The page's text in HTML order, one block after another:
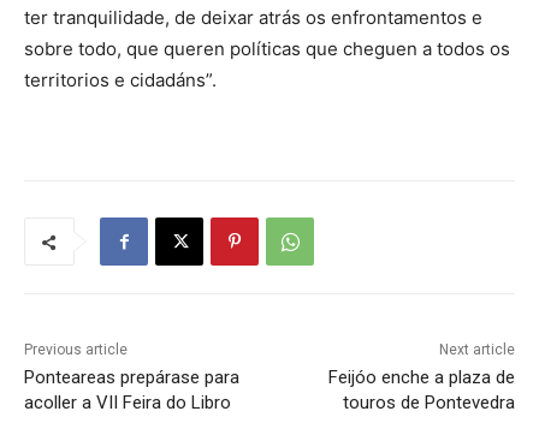
ter tranquilidade, de deixar atrás os enfrontamentos e
sobre todo, que queren políticas que cheguen a todos os
territorios e cidadáns”.
Previous article
Ponteareas prepárase para
acoller a VII Feira do Libro
Next article
Feijóo enche a plaza de
touros de Pontevedra